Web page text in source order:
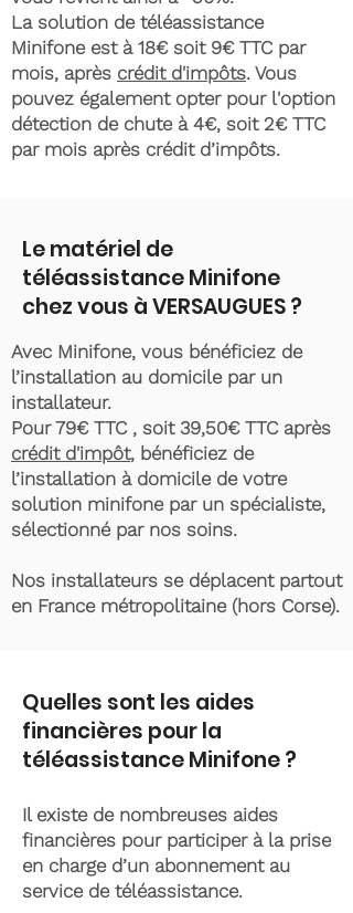
La solution de téléassistance
Minifone est à 18€ soit 9€ TTC par
mois, après crédit d'impôts. Vous
pouvez également opter pour l'option
détection de chute à 4€, soit 2€ TTC
par mois après crédit d’impôts.
Le matériel de
téléassistance Minifone
chez vous à VERSAUGUES ?
Avec Minifone, vous bénéficiez de
l’installation au domicile par un
installateur.
Pour 79€ TTC , soit 39,50€ TTC après
crédit d'impôt, bénéficiez de
l’installation à domicile de votre
solution minifone par un spécialiste,
sélectionné par nos soins.
Nos installateurs se déplacent partout
en France métropolitaine (hors Corse).
Quelles sont les aides
financières pour la
téléassistance Minifone ?
Il existe de nombreuses aides
financières pour participer à la prise
en charge d’un abonnement au
service de téléassistance.